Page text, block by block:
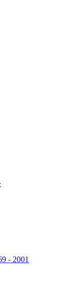
- 2001